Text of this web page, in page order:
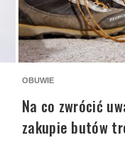
OBUWIE
Na co zwrócić
zakupie butów